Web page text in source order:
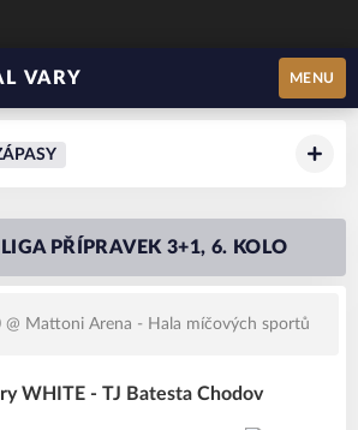
VARY MENU
PŘÍPRAVEK 3+1, 6. KOLO
@ Mattoni Arena - Hala míčových sportů
WHITE - TJ Batesta Chodov